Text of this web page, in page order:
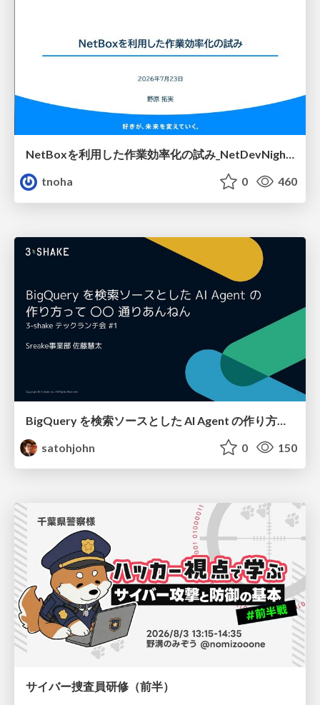
NetBoxを利用した作業効率化の試み_NetDevNight4
tnoha
0 460
satohjohn
0 150
サイバー捜査員研修（前半）